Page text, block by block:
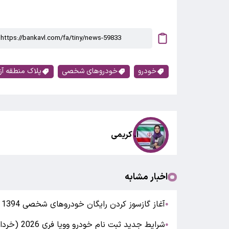
خودرو خودروهای شخصی پلاک منطقه
ا. کریمی
اخبار مشابه
●آغاز گازسوز کردن رایگان خودروهای شخصی 1394 به بالا
●شرایط جدید ثبت نام خودرو وویا فری 2026 (خرداد 1405)جدول شرایط فروش